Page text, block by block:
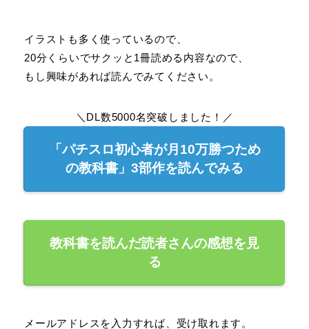
イラストも多く使っているので、
20分くらいでサクッと1冊読める内容なので、
もし興味があれば読んでみてください。
＼DL数5000名突破しました！／
「パチスロ初心者が月10万勝つため
の教科書」3部作を読んでみる
教科書を読んだ読者さんの感想を見
る
メールアドレスを入力すれば、受け取れます。